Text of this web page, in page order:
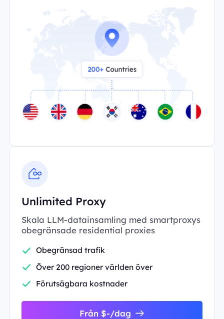
Unlimited Proxy
Skala LLM-datainsamling med smartproxys
obegränsade residential proxies
Obegränsad trafik
Över 200 regioner världen över
Förutsägbara kostnader
Från $-/dag